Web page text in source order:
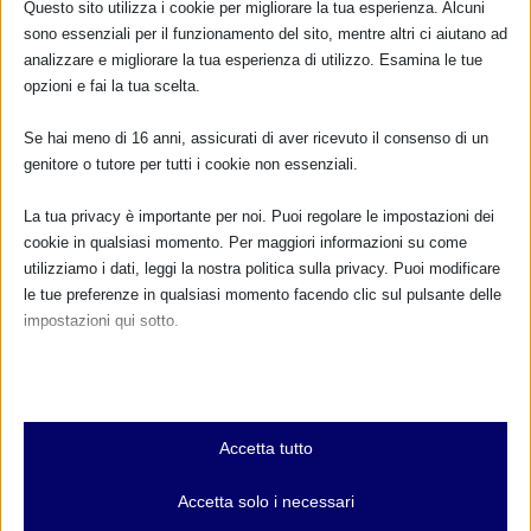
... oppure inserisci i tuoi dati:
Indirizzo email:
Leggi qui l'informativa sulla privacy
Privacy: acconsento al trattamento dei miei dati
personali (Regolamento UE 2016/679)
Questo sito utilizza i cookie per migliorare la tua esperienza. Alcuni
sono essenziali per il funzionamento del sito, mentre altri ci aiutano ad
analizzare e migliorare la tua esperienza di utilizzo. Esamina le tue
opzioni e fai la tua scelta.
Se hai meno di 16 anni, assicurati di aver ricevuto il consenso di un
genitore o tutore per tutti i cookie non essenziali.
La tua privacy è importante per noi. Puoi regolare le impostazioni dei
cookie in qualsiasi momento. Per maggiori informazioni su come
utilizziamo i dati, leggi la nostra politica sulla privacy. Puoi modificare
le tue preferenze in qualsiasi momento facendo clic sul pulsante delle
impostazioni qui sotto.
Essenziali
I cookie e i servizi essenziali abilitano le funzioni di base e sono
e servizi non richiedono il consenso dell'utente secondo il GDPR.
Accetta tutto
Accetta solo i necessari